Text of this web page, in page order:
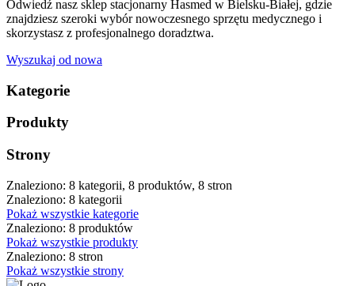
Odwiedź nasz sklep stacjonarny Hasmed w Bielsku-Białej, gdzie
znajdziesz szeroki wybór nowoczesnego sprzętu medycznego i
skorzystasz z profesjonalnego doradztwa.
Wyszukaj od nowa
Kategorie
Produkty
Strony
Znaleziono: 8 kategorii, 8 produktów, 8 stron
Znaleziono: 8 kategorii
Pokaż wszystkie kategorie
Znaleziono: 8 produktów
Pokaż wszystkie produkty
Znaleziono: 8 stron
Pokaż wszystkie strony